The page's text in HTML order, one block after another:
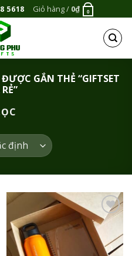
5618 Giỏ hàng / 0₫ 0
GẮN THẺ “GIFTSET
Add to
Wishlist